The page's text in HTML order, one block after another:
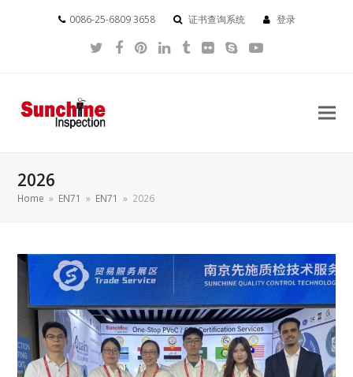
0086-25-6809 3658 证书查询系统 登录
Twitter
Facebook
Pinterest
LinkedIn
Tumblr
FlickrSkypeYouTube
2026
Home » EN71 » EN71 » 2026